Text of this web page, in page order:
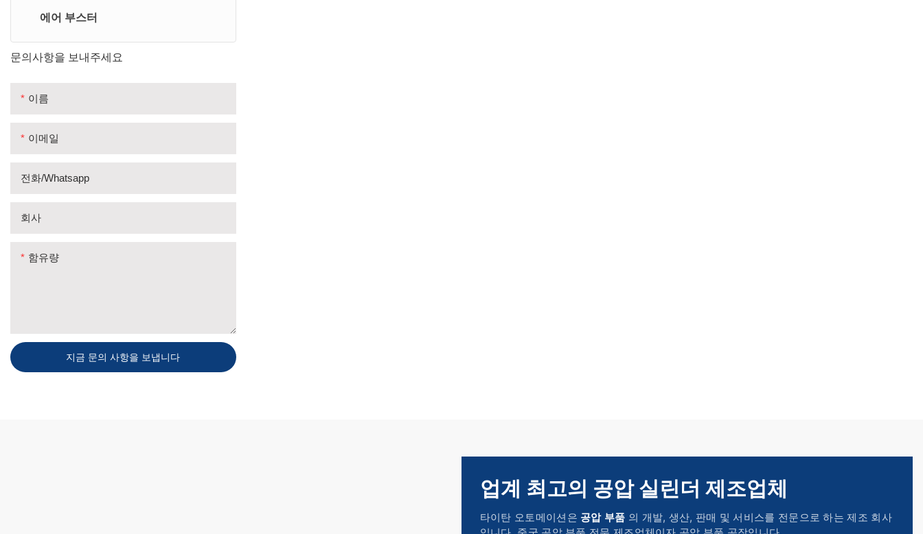
황동 압축 피팅
황동 플러그 & 어댑터
에어 블로우 총
에어 호스
에어 부스터
문의사항을 보내주세요
이름
이메일
전화/whatsapp
회사
함유량
지금 문의 사항을 보냅니다
업계 최고의 공압 실린더 제조업체
타이탄 오토메이션은 공압 부품 의 개발, 생산, 판매 및 서비스를 전문으로 하는 제조 회사